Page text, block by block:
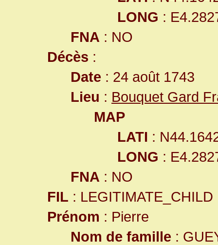
LONG :
FNA : NO
Décès :
Date : 24 août 1743
Lieu : Bouquet Gard
MAP
LATI :
LONG :
FNA : NO
FIL : LEGITIMATE_CHILD
Prénom : Pierre
Nom de famille :